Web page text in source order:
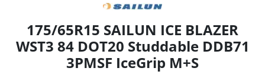
175/65R15 SAILUN ICE BLAZER
WST3 84 DOT20 Studdable DDB71
3PMSF IceGrip M+S